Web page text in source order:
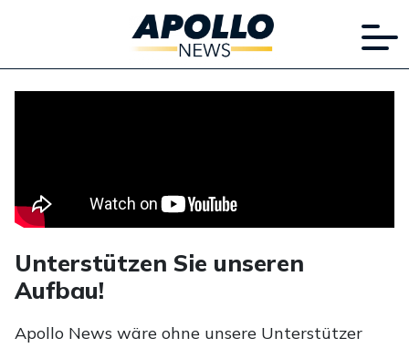
Unterstützen Sie unseren
Aufbau!
Apollo News wäre ohne unsere Unterstützer